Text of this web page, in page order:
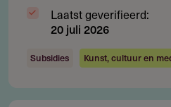
Verenigd Koninkrijk komen niet
Laatst geverifieerd:
20 juli 2026
Subsidies Kunst, cultuur en